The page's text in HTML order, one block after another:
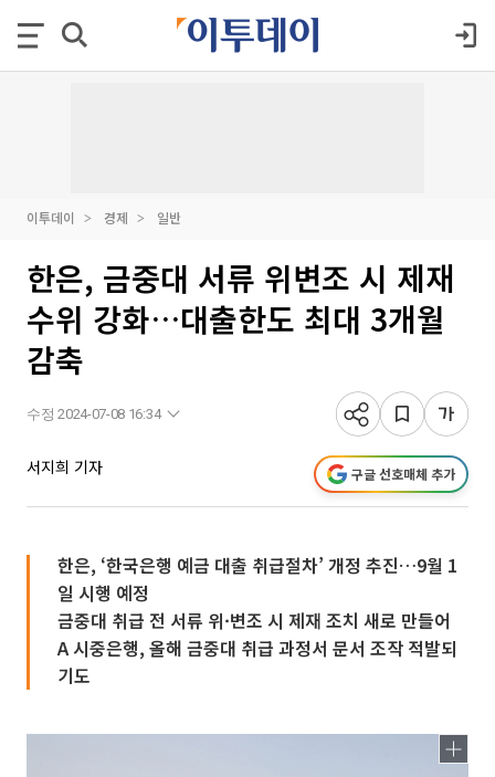
이투데이 경제 일반
한은, 금중대 서류 위변조 시 제재
수위 강화…대출한도 최대 3개월
감축
수정 2024-07-08 16:34
서지희 기자 구글 선호매체 추가
한은, ‘한국은행 예금 대출 취급절차’ 개정 추진…9월 1
일 시행 예정
금중대 취급 전 서류 위·변조 시 제재 조치 새로 만들어
A 시중은행, 올해 금중대 취급 과정서 문서 조작 적발되
기도